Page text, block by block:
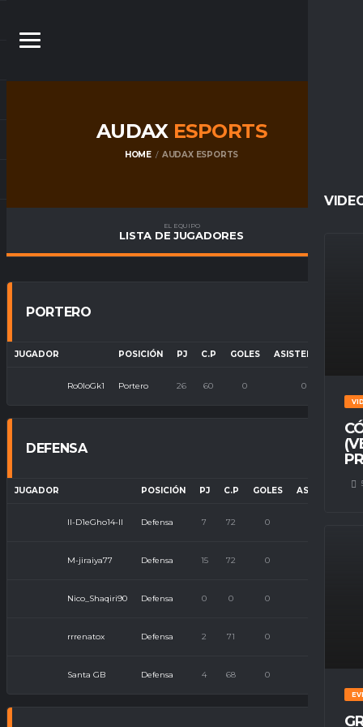
AUDAX ESPORTS
HOME AUDAX ESPORTS
EL EQUIPO
LISTA DE JUGADORES
PORTERO
JUGADOR POSICIÓN PJ C.P GOLES ASISTENCIAS
Ro0loGk1 Portero 26 60 0 0
DEFENSA
JUGADOR POSICIÓN PJ C.P GOLES ASISTENCIAS
ll-D1eGho14-ll Defensa 7 72 0
M-jiraiya77 Defensa 15 72 0
Nico_Shaqiri90 Defensa 0 0 0
rrrenatox Defensa 2 71 0
Santa GB Defensa 4 68 0